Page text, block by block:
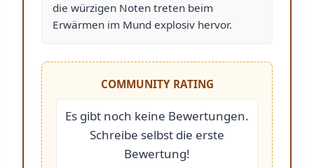
die würzigen Noten treten beim
Erwärmen im Mund explosiv hervor.
COMMUNITY RATING
Es gibt noch keine Bewertungen.
Schreibe selbst die erste
Bewertung!